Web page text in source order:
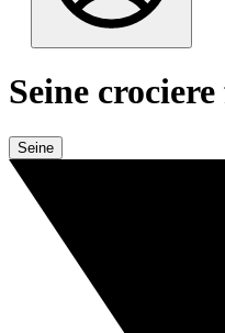
Seine
Seine